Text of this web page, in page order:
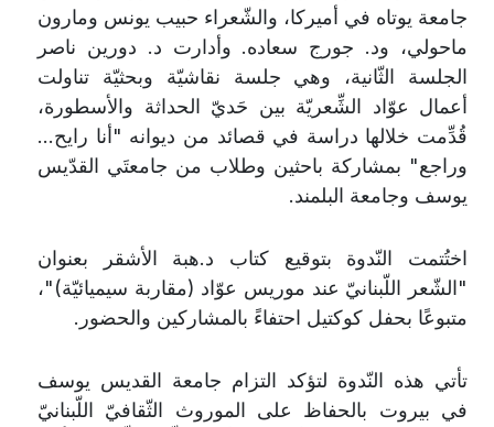
جامعة يوتاه في أميركا، والشّعراء حبيب يونس ومارون
ماحولي، ود. جورج سعاده. وأدارت د. دورين ناصر
الجلسة الثّانية، وهي جلسة نقاشيّة وبحثيّة تناولت
أعمال عوّاد الشِّعريّة بين حَديّ الحداثة والأسطورة،
قُدِّمت خلالها دراسة في قصائد من ديوانه "أنا رايح...
وراجع" بمشاركة باحثين وطلاب من جامعتَي القدّيس
يوسف وجامعة البلمند.
اختُتمت النّدوة بتوقيع كتاب د.هبة الأشقر بعنوان
"الشّعر اللّبنانيّ عند موريس عوّاد (مقاربة سيميائيّة)"،
متبوعًا بحفل كوكتيل احتفاءً بالمشاركين والحضور .
تأتي هذه النّدوة لتؤكد التزام جامعة القديس يوسف
في بيروت بالحفاظ على الموروث الثّقافيّ اللّبنانيّ